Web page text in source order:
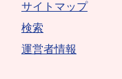
サイトマップ
検索
運営者情報